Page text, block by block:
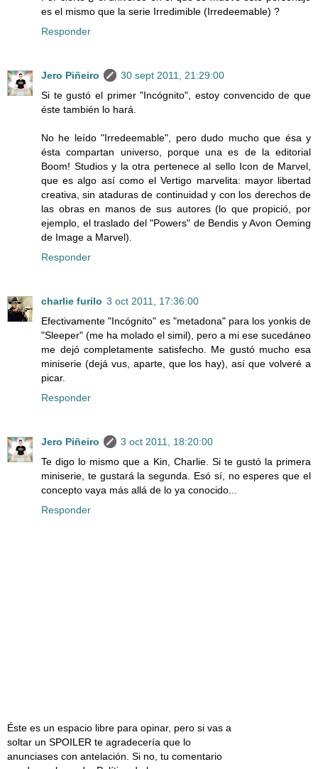
es el mismo que la serie Irredimible (Irredeemable) ?
Responder
Jero Piñeiro
30 sept 2011, 21:29:00
Si te gustó el primer "Incógnito", estoy convencido de que
éste también lo hará.
No he leído "Irredeemable", pero dudo mucho que ésa y
ésta compartan universo, porque una es de la editorial
Boom! Studios y la otra pertenece al sello Icon de Marvel,
que es algo así como el Vertigo marvelita: mayor libertad
creativa, sin ataduras de continuidad y con los derechos de
las obras en manos de sus autores (lo que propició, por
ejemplo, el traslado del "Powers" de Bendis y Avon Oeming
de Image a Marvel).
Responder
charlie furilo 3 oct 2011, 17:36:00
Efectivamente "Incógnito" es "metadona" para los yonkis de
"Sleeper" (me ha molado el simil), pero a mi ese sucedáneo
me dejó completamente satisfecho. Me gustó mucho esa
miniserie (dejá vus, aparte, que los hay), así que volveré a
picar.
Responder
Jero Piñeiro
3 oct 2011, 18:20:00
Te digo lo mismo que a Kin, Charlie. Si te gustó la primera
miniserie, te gustará la segunda. Esó sí, no esperes que el
concepto vaya más allá de lo ya conocido...
Responder
Éste es un espacio libre para opinar, pero si vas a
soltar un SPOILER te agradecería que lo
anunciases con antelación. Si no, tu comentario